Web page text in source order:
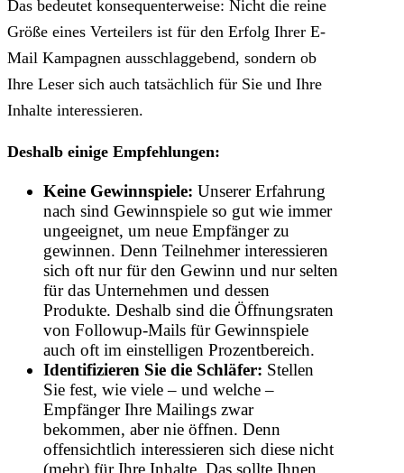
Das bedeutet konsequenterweise: Nicht die reine
Größe eines Verteilers ist für den Erfolg Ihrer E-
Mail Kampagnen ausschlaggebend, sondern ob
Ihre Leser sich auch tatsächlich für Sie und Ihre
Inhalte interessieren.
Deshalb einige Empfehlungen:
Keine Gewinnspiele: Unserer Erfahrung
nach sind Gewinnspiele so gut wie immer
ungeeignet, um neue Empfänger zu
gewinnen. Denn Teilnehmer interessieren
sich oft nur für den Gewinn und nur selten
für das Unternehmen und dessen
Produkte. Deshalb sind die Öffnungsraten
von Followup-Mails für Gewinnspiele
auch oft im einstelligen Prozentbereich.
Identifizieren Sie die Schläfer: Stellen
Sie fest, wie viele – und welche –
Empfänger Ihre Mailings zwar
bekommen, aber nie öffnen. Denn
offensichtlich interessieren sich diese nicht
(mehr) für Ihre Inhalte. Das sollte Ihnen